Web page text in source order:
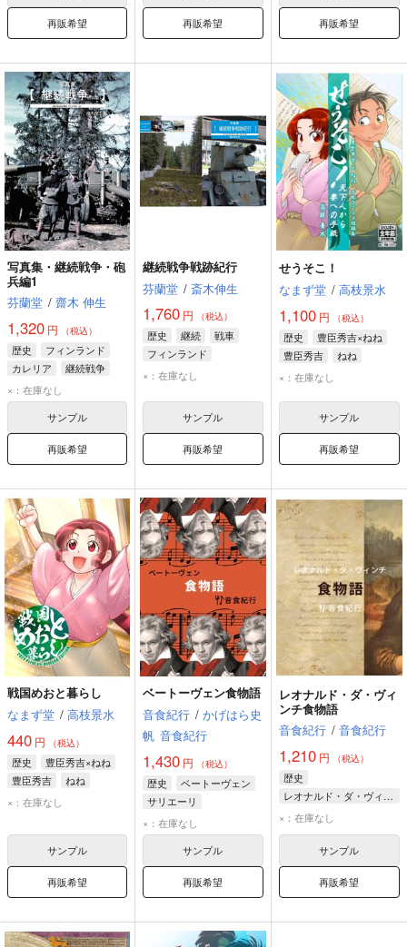
再販希望 再販希望 再販希望
写真集・継続戦争・砲
兵編1
芬蘭堂 / 齋木 伸生
1,320 円 （税込）
歴史
フィンランド
カレリア
継続戦争
×：在庫なし
サンプル
再販希望
継続戦争戦跡紀行
芬蘭堂 / 斎木伸生
1,760 円 （税込）
歴史 継続
戦車
フィンランド
×：在庫なし
サンプル
再販希望
せうそこ！
なまず堂 / 高枝景水
1,100円 （税込）
歴史
豊臣秀吉×ねね
豊臣秀吉
ねね
×：在庫なし
サンプル
再販希望
戦国めおと暮らし
なまず堂 / 高枝景水
440 円 （税込）
歴史
豊臣秀吉×ねね
豊臣秀吉
ねね
×：在庫なし
サンプル
再販希望
ベートーヴェン食物語
音食紀行 / かげはら史
帆 音食紀行
1,430 円 （税込）
歴史
ベートーヴェン
サリエーリ
×：在庫なし
サンプル
再販希望
レオナルド・ダ・ヴィ
ンチ食物語
音食紀行 / 音食紀行
1,210円 （税込）
歴史
レオナルド・ダ・ヴィンチ
×：在庫なし
サンプル
再販希望